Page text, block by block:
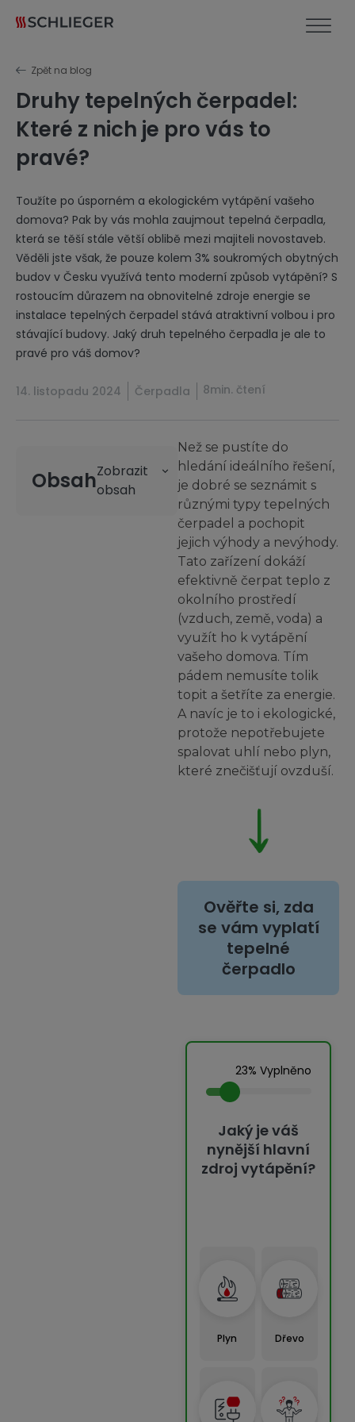
Zpět na blog
Druhy tepelných čerpadel:
Které z nich je pro vás to
pravé?
Toužíte po úsporném a ekologickém vytápění vašeho
domova? Pak by vás mohla zaujmout tepelná čerpadla,
která se těší stále větší oblibě mezi majiteli novostaveb.
Věděli jste však, že pouze kolem 3% soukromých obytných
budov v Česku využívá tento moderní způsob vytápění? S
rostoucím důrazem na obnovitelné zdroje energie se
instalace tepelných čerpadel stává atraktivní volbou i pro
stávající budovy. Jaký druh tepelného čerpadla je ale to
pravé pro váš domov?
14. listopadu 2024 Čerpadla 8min. čtení
Než se pustíte do
hledání ideálního řešení,
je dobré se seznámit s
různými typy tepelných
čerpadel a pochopit
jejich výhody a nevýhody.
Tato zařízení dokáží
efektivně čerpat teplo z
okolního prostředí
(vzduch, země, voda) a
využít ho k vytápění
vašeho domova. Tím
pádem nemusíte tolik
topit a šetříte za energie.
A navíc je to i ekologické,
protože nepotřebujete
spalovat uhlí nebo plyn,
které znečišťují ovzduší.
Ověřte si, zda
se vám vyplatí
tepelné
čerpadlo
23% Vyplněno
Jaký je váš
nynější hlavní
zdroj vytápění?
Plyn Dřevo
Obsah